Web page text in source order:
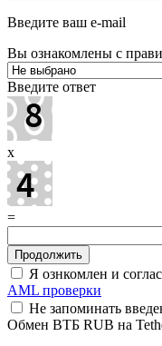
Введите ваш e-mail
Вы ознакомлены с
Введите ответ
x
=
Я ознкомлен и
AML проверки
Не запоминать
Обмен ВТБ RUB на